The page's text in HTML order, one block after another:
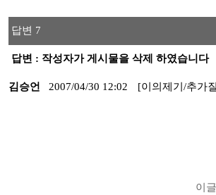
답변 7
답변 : 작성자가 게시물을 삭제 하였습니다
김승언 2007/04/30 12:02 [이의제기/추가
이